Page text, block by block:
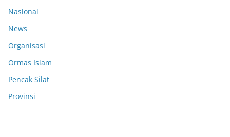
Nasional
News
Organisasi
Ormas Islam
Pencak Silat
Provinsi